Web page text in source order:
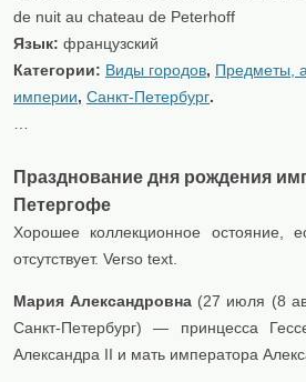
de nuit au chateau de Peterhoff
Язык: французский
Категории: Виды городов, Предметы,
империи, Санкт-Петербург.
Празднование дня рождения
Петергофе
Хорошее коллекционное остояние,
отсутствует. Verso text.
Мария Александровна (27 июля (8
Санкт-Петербург) — принцесса
Александра II и мать императора